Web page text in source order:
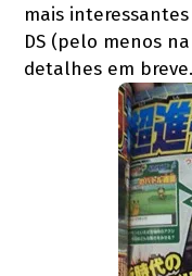
mais
DS (pelo menos
detalhes em breve.